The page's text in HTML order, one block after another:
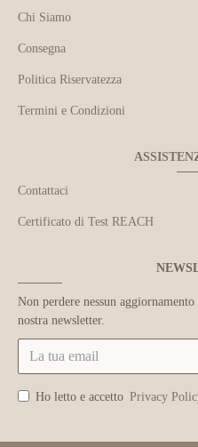
Chi Siamo
Consegna
Politica Riservatezza
Termini e Condizioni
Contattaci
Certificato di Test REACH
Non perdere nessun
nostra newsletter.
Ho letto e accetto Privacy